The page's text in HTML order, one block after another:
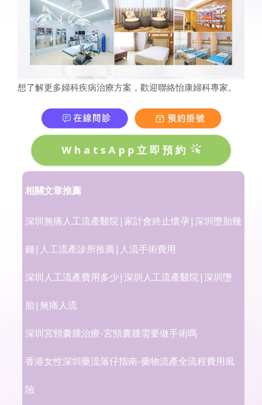
想了解更多婦科疾病治療方案，歡迎聯絡怡康婦科專家。
WhatsApp立即預約
相關文章推薦
深圳無痛人工流產醫院|家計會終止懷孕|深圳墮胎幾
錢|人工流產診所推薦|人流手術費用
深圳人工流產費用多少|深圳人工流產醫院|深圳墮
胎|無痛人流
深圳宮頸囊腫治療-宮頸囊腫需要做手術嗎
香港女性深圳藥流落仔指南-藥物流產全流程費用風
險